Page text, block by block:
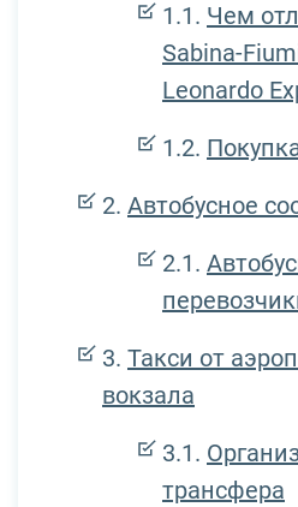
Чем
Sabina-
Leonardo
Автобусное
Такси от
вокзала
трансфера